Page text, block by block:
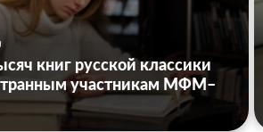
книг русской классики
участникам МФМ–